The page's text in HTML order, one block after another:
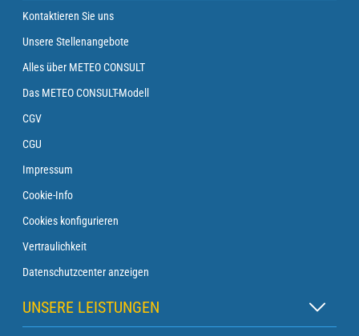
Kontaktieren Sie uns
Unsere Stellenangebote
Alles über METEO CONSULT
Das METEO CONSULT-Modell
CGV
CGU
Impressum
Cookie-Info
Cookies konfigurieren
Vertraulichkeit
Datenschutzcenter anzeigen
UNSERE LEISTUNGEN